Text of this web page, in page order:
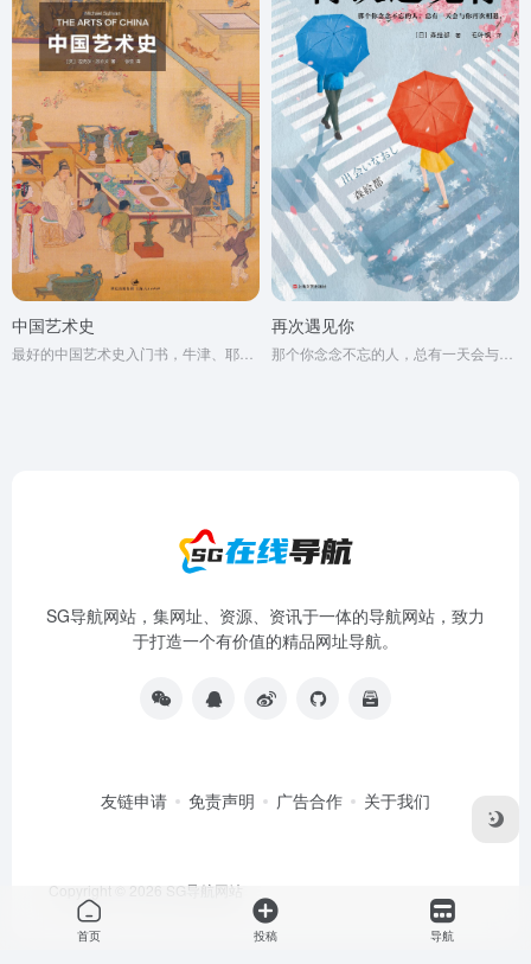
中国艺术史 再次遇见你
SG导航网站，集网址、资源、资讯于一体的导航网站，致力
于打造一个有价值的精品网址导航。
友链申请 免责声明 广告合作 关于我们
Copyright © 2026 SG导航网站
首页 投稿 导航